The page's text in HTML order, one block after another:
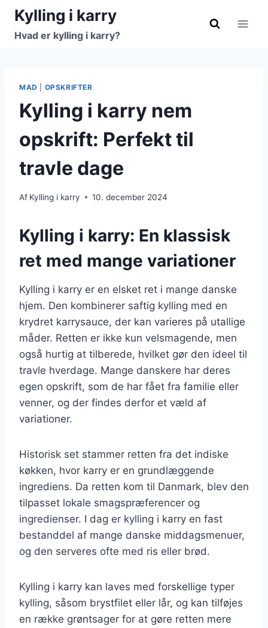
Fortsæt
indhold
Kylling i karry
Hvad er kylling i karry?
MAD OPSKRIFTER
Kylling i karry nem
opskrift: Perfekt til
travle dage
Af Kylling i karry 10. december 2024
Kylling i karry: En klassisk
ret med mange variationer
Kylling i karry er en elsket ret i mange danske
hjem. Den kombinerer saftig kylling med en
krydret karrysauce, der kan varieres på utallige
måder. Retten er ikke kun velsmagende, men
også hurtig at tilberede, hvilket gør den ideel til
travle hverdage. Mange danskere har deres
egen opskrift, som de har fået fra familie eller
venner, og der findes derfor et væld af
variationer.
Historisk set stammer retten fra det indiske
køkken, hvor karry er en grundlæggende
ingrediens. Da retten kom til Danmark, blev den
tilpasset lokale smagspræferencer og
ingredienser. I dag er kylling i karry en fast
bestanddel af mange danske middagsmenuer,
og den serveres ofte med ris eller brød.
Kylling i karry kan laves med forskellige typer
kylling, såsom brystfilet eller lår, og kan tilføjes
en række grøntsager for at gøre retten mere